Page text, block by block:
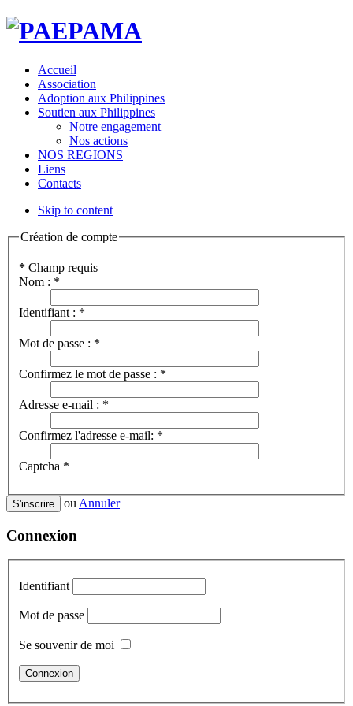
Accueil
Association
Adoption aux Philippines
Soutien aux Philippines
Notre engagement
Nos actions
NOS REGIONS
Liens
Contacts
Skip to content
Création de compte
* Champ requis
Nom : *
Identifiant : *
Mot de passe : *
Confirmez le mot de passe : *
Adresse e-mail : *
Confirmez l'adresse e-mail: *
Captcha *
S'inscrire ouAnnuler
Connexion
Identifiant
Mot de passe
Se souvenir de moi